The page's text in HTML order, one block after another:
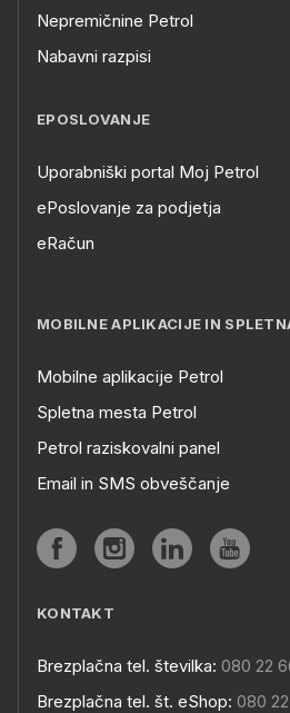
Nepremičnine Petrol
Nabavni razpisi
EPOSLOVANJE
Uporabniški portal Moj Petrol
ePoslovanje za podjetja
eRačun
MOBILNE APLIKACIJE IN
Mobilne aplikacije Petrol
Spletna mesta Petrol
Petrol raziskovalni panel
Email in SMS obveščanje
KONTAKT
Brezplačna tel. številka: 080 22
Brezplačna tel. št. eShop: 080 22